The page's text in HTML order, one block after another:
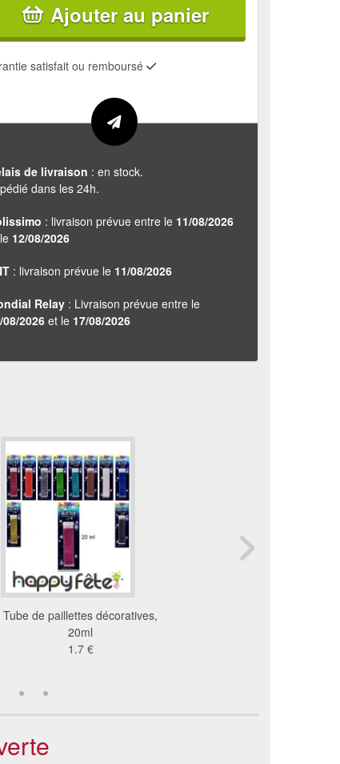
Ajouter au panier
satisfait ou remboursé
de livraison : en stock.
dans les 24h.
: livraison prévue entre le 11/08/2026
12/08/2026
: livraison prévue le 11/08/2026
Relay : Livraison prévue entre le
08/2026 et le 17/08/2026
Tube de paillettes décoratives,
20ml
1.7 €